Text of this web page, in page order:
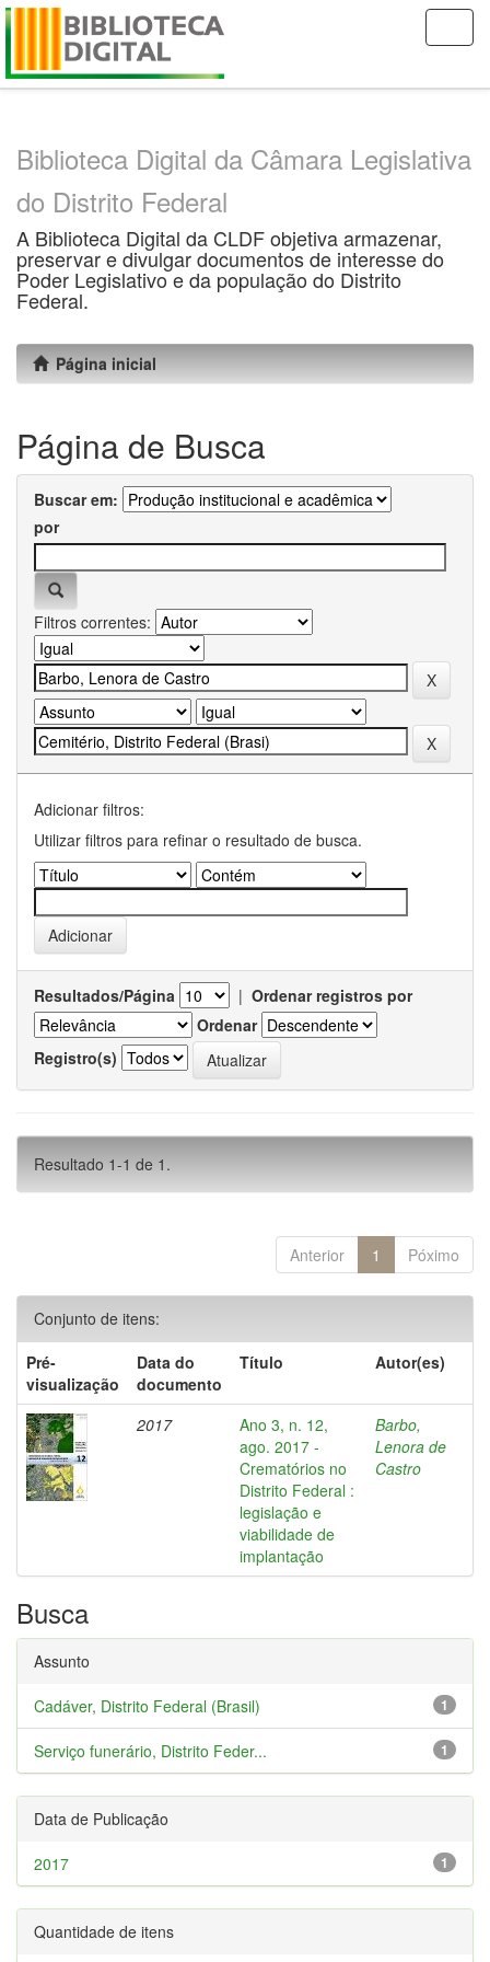
Skip
Biblioteca Digital da Câmara Legislativa
do Distrito Federal
A Biblioteca Digital da CLDF objetiva armazenar,
preservar e divulgar documentos de interesse do
Poder Legislativo e da população do Distrito
Federal.
Página inicial
Página de Busca
Buscar em:
por
Filtros correntes:
Adicionar filtros:
Utilizar filtros para refinar o resultado de busca.
Resultados/Página | Ordenar registros por
Ordenar
Registro(s)
Resultado 1-1 de 1.
Anterior 1 Póximo
Conjunto de itens:
Pré-
visualização
Data do
documento
Título Autor(es)
2017
Ano 3, n. 12,
ago. 2017 -
Crematórios no
Distrito Federal :
legislação e
viabilidade de
implantação
Barbo,
Lenora de
Castro
Busca
Assunto
1
Cadáver, Distrito Federal (Brasil)
1
Serviço funerário, Distrito Feder...
Data de Publicação
1
2017
Quantidade de itens